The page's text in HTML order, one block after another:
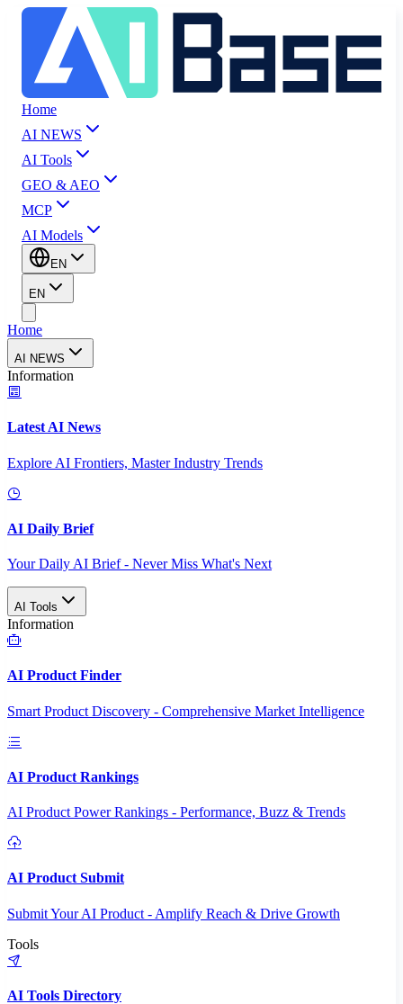
Home
AI NEWS
AI Tools
GEO & AEO
MCP
AI Models
EN
EN
Home
AI NEWS
Information
Latest AI News
Explore AI Frontiers, Master Industry Trends
AI Daily Brief
Your Daily AI Brief - Never Miss What's Next
AI Tools
Information
AI Product Finder
Smart Product Discovery - Comprehensive Market Intelligence
AI Product Rankings
AI Product Power Rankings - Performance, Buzz & Trends
AI Product Submit
Submit Your AI Product - Amplify Reach & Drive Growth
Tools
AI Tools Directory